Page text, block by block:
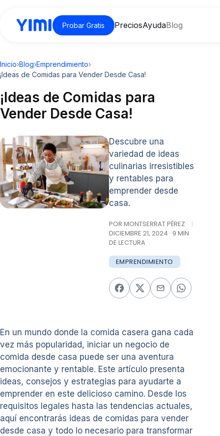
Probar Gratis PreciosAyudaBlog
Inicio›Blog›Emprendimiento›
¡Ideas de Comidas para Vender Desde Casa!
¡Ideas de Comidas para
Vender Desde Casa!
Descubre una
variedad de ideas
culinarias irresistibles
y rentables para
emprender desde
casa.
POR MONTSERRAT PÉREZ
|
DICIEMBRE 21, 2024 · 9 MIN
DE LECTURA
EMPRENDIMIENTO
En un mundo donde la comida casera gana cada
vez más popularidad, iniciar un negocio de
comida desde casa puede ser una aventura
emocionante y rentable. Este artículo presenta
ideas, consejos y estrategias para ayudarte a
emprender en este delicioso camino. Desde los
requisitos legales hasta las tendencias actuales,
aquí encontrarás ideas de comidas para vender
desde casa y todo lo necesario para transformar